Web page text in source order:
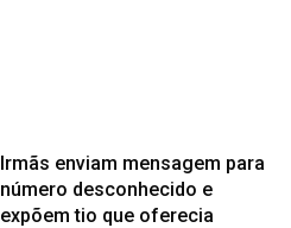
Irmãs enviam mensagem para
número desconhecido e
expõem tio que oferecia